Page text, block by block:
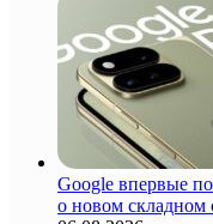
Google впервые
о новом складном